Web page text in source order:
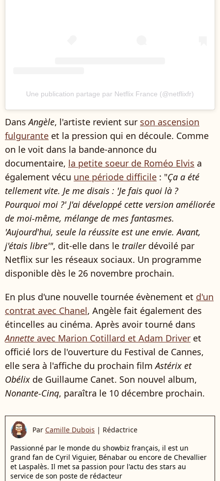
Une publication partage par Netflix France (@netflixfr)
DansAngèle, l'artiste revient sur son ascension
fulgurante et la pression qui en découle. Comme
on le voit dans la bande-annonce du
documentaire, la petite soeur de Roméo Elvis a
également vécu une période difficile : "Ça a été
tellement vite. Je me disais : 'Je fais quoi là ?
Pourquoi moi ?' J'ai développé cette version améliorée
de moi-même, mélange de mes fantasmes.
'Aujourd'hui, seule la réussite est une envie. Avant,
j'étais libre'", dit-elle dans le trailerdévoilé par
Netflix sur les réseaux sociaux. Un programme
disponible dès le 26 novembre prochain.
En plus d'une nouvelle tournée évènement et d'un
contrat avec Chanel, Angèle fait également des
étincelles au cinéma. Après avoir tourné dans
Annette avec Marion Cotillard et Adam Driver et
officié lors de l'ouverture du Festival de Cannes,
elle sera à l'affiche du prochain filmAstérix et
Obélix de Guillaume Canet. Son nouvel album,
Nonante-Cinq, paraîtra le 10 décembre prochain.
Par Camille Dubois | Rédactrice
Passionné par le monde du showbiz français, il est un
grand fan de Cyril Viguier, Bénabar ou encore de Chevallier
et Laspalès. Il met sa passion pour l'actu des stars au
service de son poste de rédacteur